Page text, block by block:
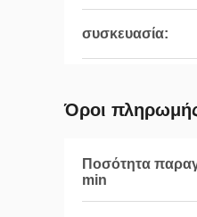
συσκευασία:
Όροι
Ποσότητα
min